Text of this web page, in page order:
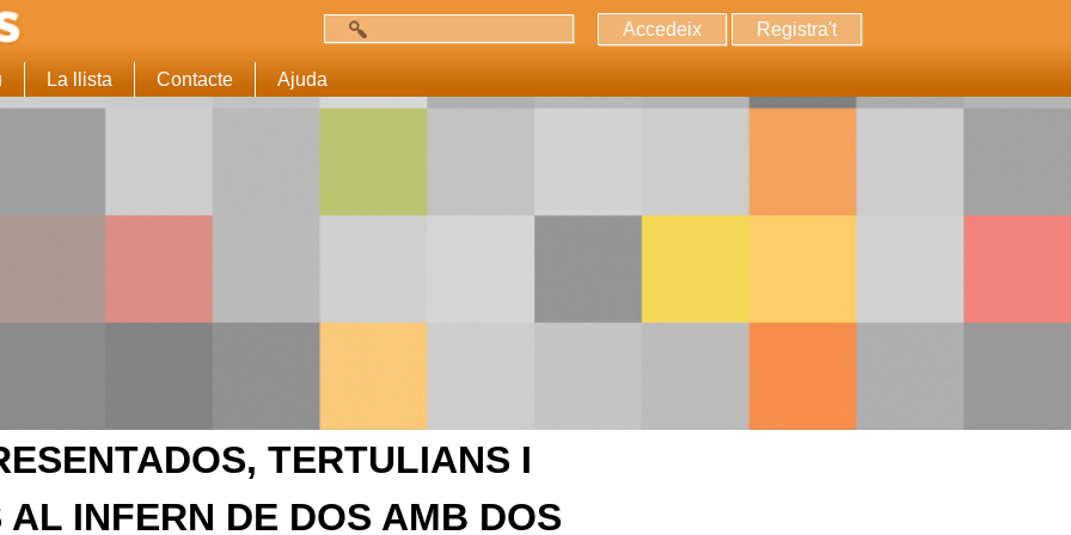
Accedeix Registra't
La llista Contacte Ajuda
TERTULIANS I
INFERN DE DOS AMB DOS